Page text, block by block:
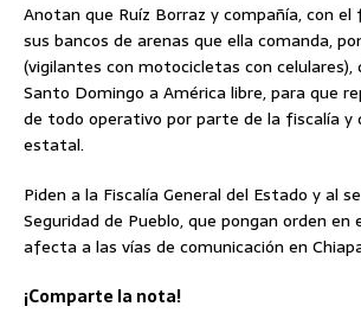
Anotan que Ruíz Borraz y compañía, con
sus bancos de arenas que ella comanda,
(vigilantes con motocicletas con celulares),
Santo Domingo a América libre, para que
de todo operativo por parte de la fiscalía y
estatal.
Piden a la Fiscalía General del Estado y al
Seguridad de Pueblo, que pongan orden
afecta a las vías de comunicación en
¡Comparte la nota!